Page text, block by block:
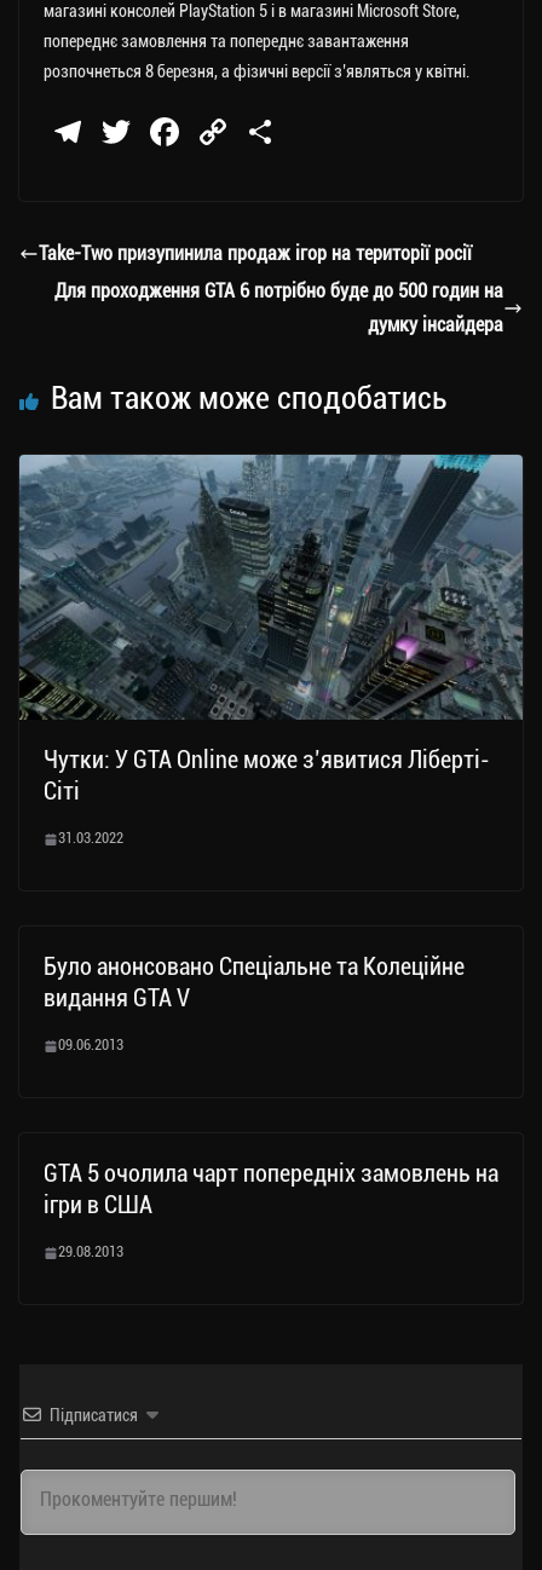
магазині консолей PlayStation 5 і в магазині Microsoft Store,
попереднє замовлення та попереднє завантаження
розпочнеться 8 березня, а фізичні версії з’являться у квітні.
Te
a
m
T
er
Fa
ok
C
Li
nk
ли
ти
Take-Two призупинила продаж ігор на території росії
Для проходження GTA 6 потрібно буде до 500 годин на
думку інсайдера
Вам також може сподобатись
Чутки: У GTA Online може з’явитися Ліберті-
Сіті
31.03.2022
Було анонсовано Спеціальне та Колеційне
видання GTA V
09.06.2013
GTA 5 очолила чарт попередніх замовлень на
ігри в США
29.08.2013
Підписатися